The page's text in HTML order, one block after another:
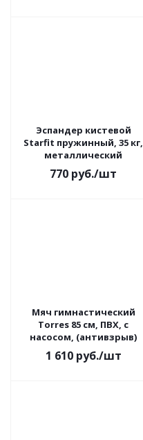
Эспандер кистевой
Starfit пружинный, 35 кг,
металлический
770 руб./шт
Мяч гимнастический
Torres 85 см, ПВХ, с
насосом, (антивзрыв)
1 610руб./шт